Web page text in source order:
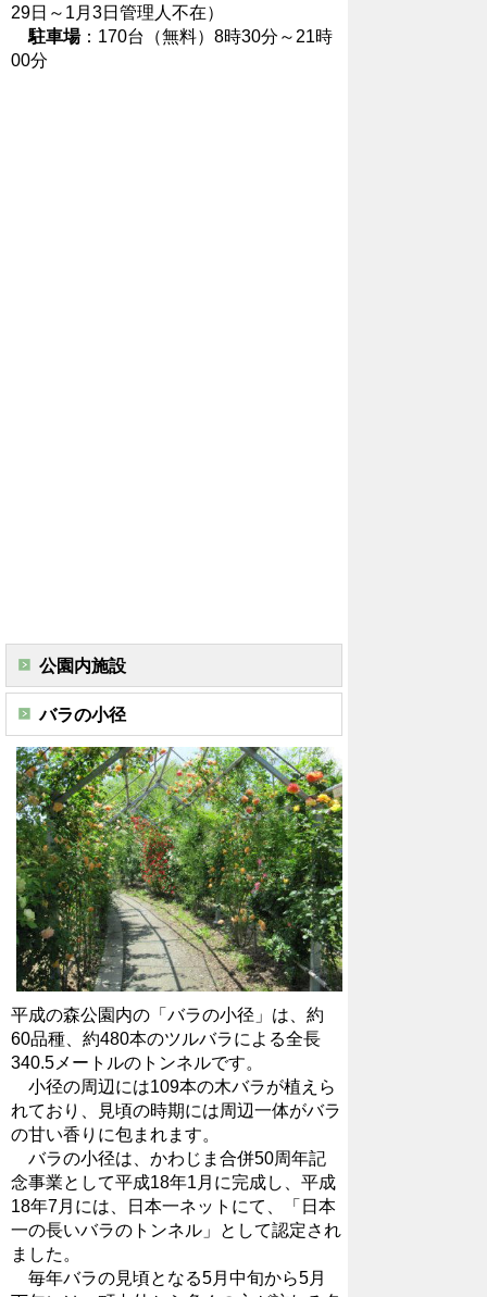
29日～1月3日管理人不在）
駐車場：170台（無料）8時30分～21時
00分
公園内施設
バラの小径
平成の森公園内の「バラの小径」は、約
60品種、約480本のツルバラによる全長
340.5メートルのトンネルです。
小径の周辺には109本の木バラが植えら
れており、見頃の時期には周辺一体がバラ
の甘い香りに包まれます。
バラの小径は、かわじま合併50周年記
念事業として平成18年1月に完成し、平成
18年7月には、日本一ネットにて、「日本
一の長いバラのトンネル」として認定され
ました。
毎年バラの見頃となる5月中旬から5月